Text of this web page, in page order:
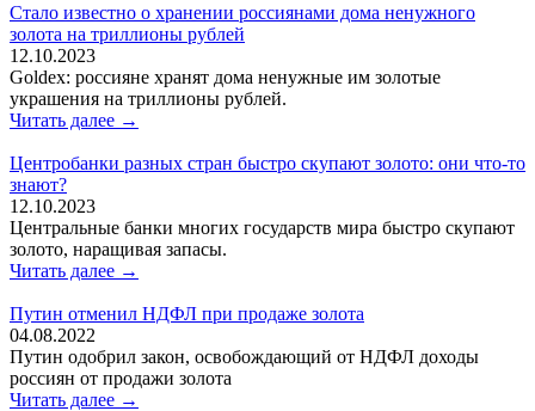
Стало известно о хранении россиянами дома ненужного
золота на триллионы рублей
12.10.2023
Goldex: россияне хранят дома ненужные им золотые
украшения на триллионы рублей.
Читать далее →
Центробанки разных стран быстро скупают золото: они что-то
знают?
12.10.2023
Центральные банки многих государств мира быстро скупают
золото, наращивая запасы.
Читать далее →
Путин отменил НДФЛ при продаже золота
04.08.2022
Путин одобрил закон, освобождающий от НДФЛ доходы
россиян от продажи золота
Читать далее →